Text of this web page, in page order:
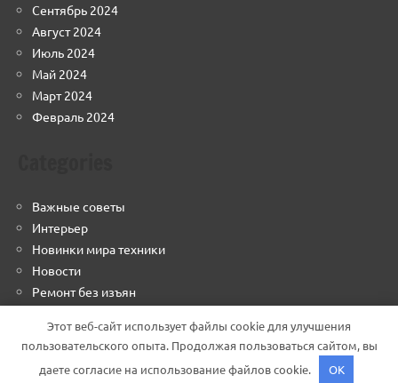
Сентябрь 2024
Август 2024
Июль 2024
Май 2024
Март 2024
Февраль 2024
Важные советы
Интерьер
Новинки мира техники
Новости
Ремонт без изъян
Финансовый навигатор
Тема WordPress: Dynamico от ThemeZee.
Этот веб-сайт использует файлы cookie для улучшения
пользовательского опыта. Продолжая пользоваться сайтом, вы
даете согласие на использование файлов cookie.
OK